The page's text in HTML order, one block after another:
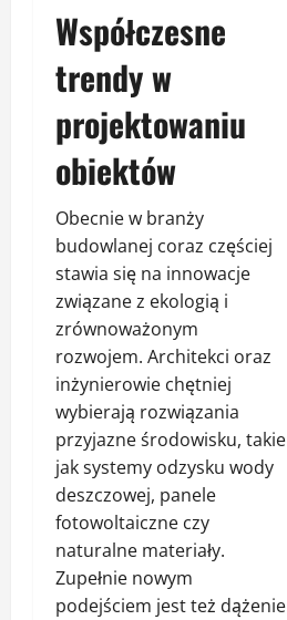
Współczesne
trendy w
projektowaniu
obiektów
Obecnie w branży
budowlanej coraz częściej
stawia się na innowacje
związane z ekologią i
zrównoważonym
rozwojem. Architekci oraz
inżynierowie chętniej
wybierają rozwiązania
przyjazne środowisku, takie
jak systemy odzysku wody
deszczowej, panele
fotowoltaiczne czy
naturalne materiały.
Zupełnie nowym
podejściem jest też dążenie